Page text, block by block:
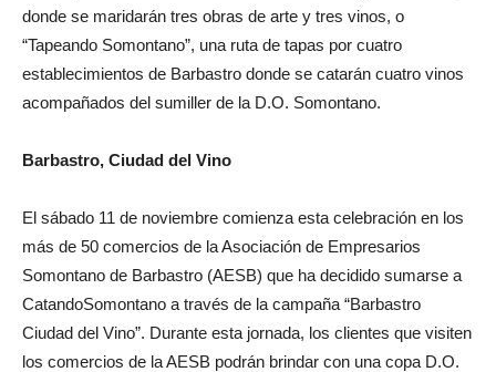
donde se maridarán tres obras de arte y tres vinos, o
“Tapeando Somontano”, una ruta de tapas por cuatro
establecimientos de Barbastro donde se catarán cuatro vinos
acompañados del sumiller de la D.O. Somontano.
Barbastro, Ciudad del Vino
El sábado 11 de noviembre comienza esta celebración en los
más de 50 comercios de la Asociación de Empresarios
Somontano de Barbastro (AESB) que ha decidido sumarse a
CatandoSomontano a través de la campaña “Barbastro
Ciudad del Vino”. Durante esta jornada, los clientes que visiten
los comercios de la AESB podrán brindar con una copa D.O.